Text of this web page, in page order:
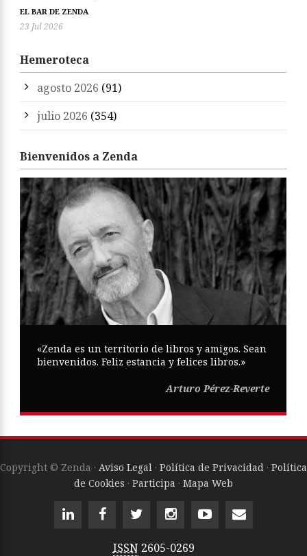
EL BAR DE ZENDA
23 Jul 2026
Hemeroteca
agosto 2026 (91)
julio 2026 (354)
Bienvenidos a Zenda
«Zenda es un territorio de libros y amigos. Sean
bienvenidos. Feliz estancia y felices libros.»
Arturo Pérez-Reverte
Copyright © Zenda · Aviso Legal · Política de Privacidad · Política
de Cookies · Participa · Mapa Web
ISSN 2605-0269